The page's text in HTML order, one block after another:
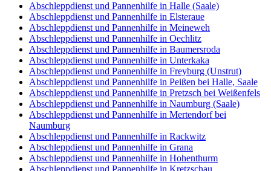
Abschleppdienst und Pannenhilfe in Halle (Saale)
Abschleppdienst und Pannenhilfe in Elsteraue
Abschleppdienst und Pannenhilfe in Meineweh
Abschleppdienst und Pannenhilfe in Oechlitz
Abschleppdienst und Pannenhilfe in Baumersroda
Abschleppdienst und Pannenhilfe in Unterkaka
Abschleppdienst und Pannenhilfe in Freyburg (Unstrut)
Abschleppdienst und Pannenhilfe in Peißen bei Halle, Saale
Abschleppdienst und Pannenhilfe in Pretzsch bei Weißenfels
Abschleppdienst und Pannenhilfe in Naumburg (Saale)
Abschleppdienst und Pannenhilfe in Mertendorf bei
Naumburg
Abschleppdienst und Pannenhilfe in Rackwitz
Abschleppdienst und Pannenhilfe in Grana
Abschleppdienst und Pannenhilfe in Hohenthurm
Abschleppdienst und Pannenhilfe in Kretzschau